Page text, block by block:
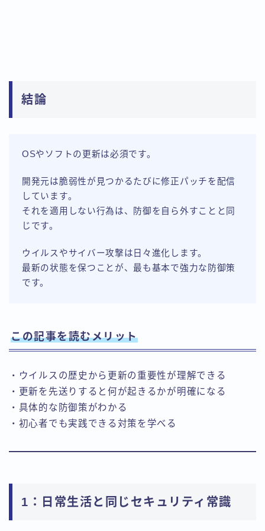
結論
OSやソフトの更新は必須です。
開発元は脆弱性が見つかるたびに修正パッチを配信
しています。
それを適用しない行為は、防御を自ら外すことと同
じです。
ウイルスやサイバー攻撃は日々進化します。
最新の状態を保つことが、最も基本で強力な防御策
です。
この記事を読むメリット
・ウイルスの歴史から更新の重要性が理解できる
・更新を先送りすると何が起きるかが明確になる
・具体的な防御策がわかる
・初心者でも実践できる対策を学べる
1：日常生活と同じセキュリティ常識